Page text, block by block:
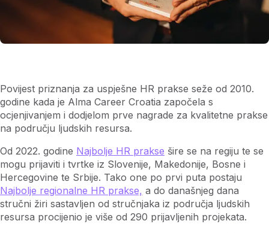
Povijest priznanja za uspješne HR prakse seže od 2010.
godine kada je Alma Career Croatia započela s
ocjenjivanjem i dodjelom prve nagrade za kvalitetne prakse
na području ljudskih resursa.
Od 2022. godine Najbolje HR prakse šire se na regiju te se
mogu prijaviti i tvrtke iz Slovenije, Makedonije, Bosne i
Hercegovine te Srbije. Tako one po prvi puta postaju
Najbolje regionalne HR prakse, a do današnjeg dana
stručni žiri sastavljen od stručnjaka iz područja ljudskih
resursa procijenio je više od 290 prijavljenih projekata.